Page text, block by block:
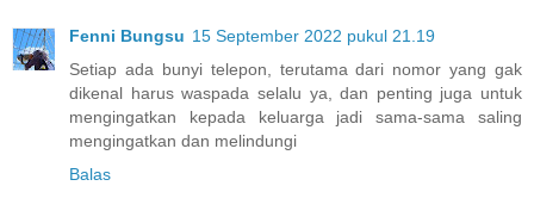
Fenni Bungsu 15 September 2022 pukul 21.19
Setiap ada bunyi telepon, terutama dari nomor yang gak
dikenal harus waspada selalu ya, dan penting juga untuk
mengingatkan kepada keluarga jadi sama-sama saling
mengingatkan dan melindungi
Balas